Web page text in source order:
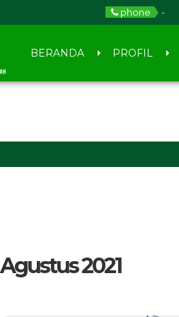
phone -
BERANDA PROFIL
2021